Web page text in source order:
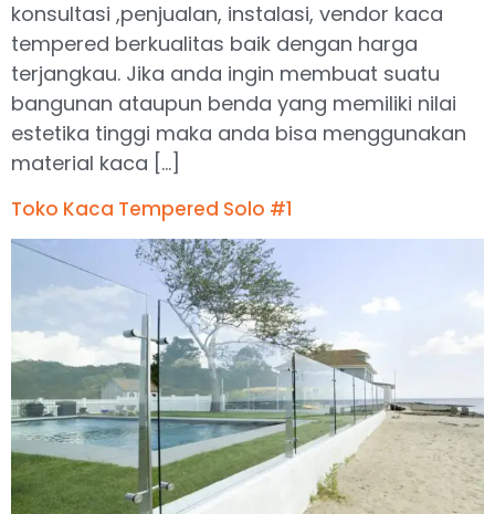
konsultasi ,penjualan, instalasi, vendor kaca
tempered berkualitas baik dengan harga
terjangkau. Jika anda ingin membuat suatu
bangunan ataupun benda yang memiliki nilai
estetika tinggi maka anda bisa menggunakan
material kaca […]
Toko Kaca Tempered Solo #1